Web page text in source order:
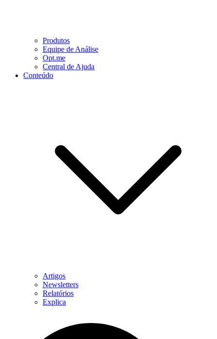
Produtos
Equipe de Análise
Opt.me
Central de Ajuda
Conteúdo
Artigos
Newsletters
Relatórios
Explica